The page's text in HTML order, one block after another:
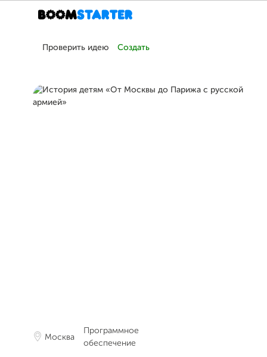
Проверить идею Создать
Москва
Программное
обеспечение